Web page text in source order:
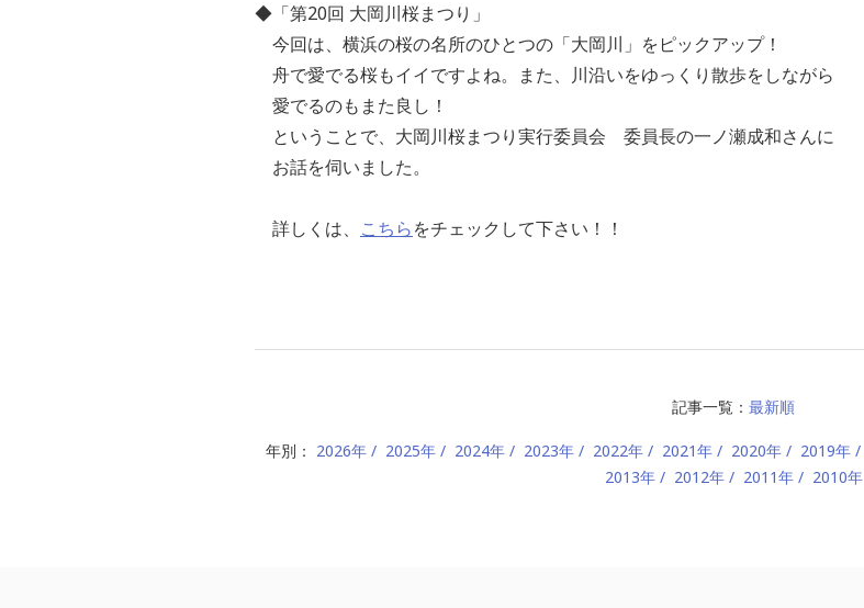
◆「第20回 大岡川桜まつり」
今回は、横浜の桜の名所のひとつの「大岡川」をピックアップ！
舟で愛でる桜もイイですよね。また、川沿いをゆっくり散歩をしながら
愛でるのもまた良し！
ということで、大岡川桜まつり実行委員会 委員長の一ノ瀬成和さんに
お話を伺いました。
詳しくは、 こちらをチェックして下さい！！
記事一覧： 最新順
年別： 2026年 2025年 2024年 2023年 2022年 2021年 2020年 2019年
2013年
2012年 2011年 2010年